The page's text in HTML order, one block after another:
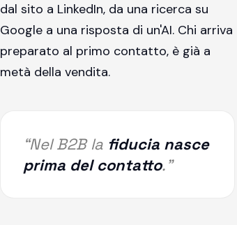
dal sito a LinkedIn, da una ricerca su
Google a una risposta di un'AI. Chi arriva
preparato al primo contatto, è già a
metà della vendita.
“Nel B2B la fiducia nasce
prima del contatto.”